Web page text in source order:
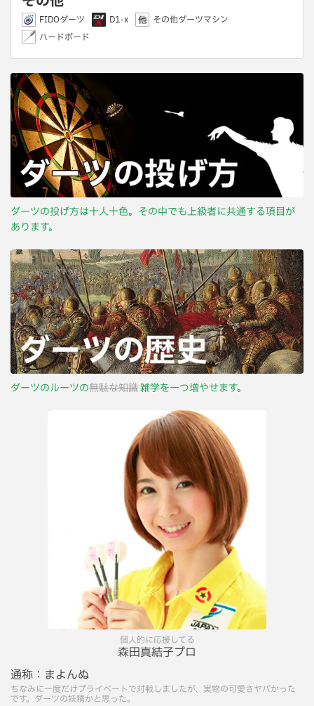
FIDOダーツ D1-x
その他ダーツマシン
ハードボード
ダーツの投げ方は十人十色。その中でも上級者に共通する項目が
あります。
ダーツのルーツの無駄な知識雑学を一つ増やせます。
個人的に応援してる
森田真結子プロ
通称： まよんぬ
ちなみに一度だけプライベートで対戦しましたが、実物の可愛さヤバかった
です。ダーツの妖精かと思った。